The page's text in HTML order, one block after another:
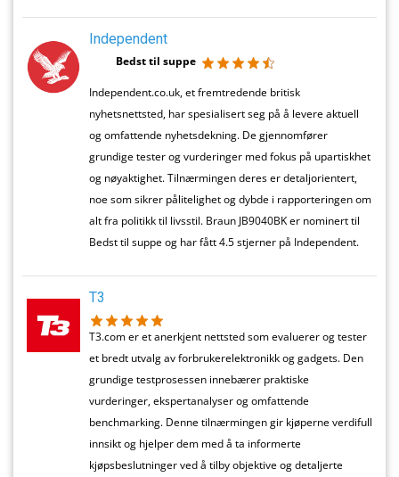
Independent
Bedst til suppe
Independent.co.uk, et fremtredende britisk
nyhetsnettsted, har spesialisert seg på å levere aktuell
og omfattende nyhetsdekning. De gjennomfører
grundige tester og vurderinger med fokus på upartiskhet
og nøyaktighet. Tilnærmingen deres er detaljorientert,
noe som sikrer pålitelighet og dybde i rapporteringen om
alt fra politikk til livsstil. Braun JB9040BK er nominert til
Bedst til suppe og har fått 4.5 stjerner på Independent.
T3
T3.com er et anerkjent nettsted som evaluerer og tester
et bredt utvalg av forbrukerelektronikk og gadgets. Den
grundige testprosessen innebærer praktiske
vurderinger, ekspertanalyser og omfattende
benchmarking. Denne tilnærmingen gir kjøperne verdifull
innsikt og hjelper dem med å ta informerte
kjøpsbeslutninger ved å tilby objektive og detaljerte